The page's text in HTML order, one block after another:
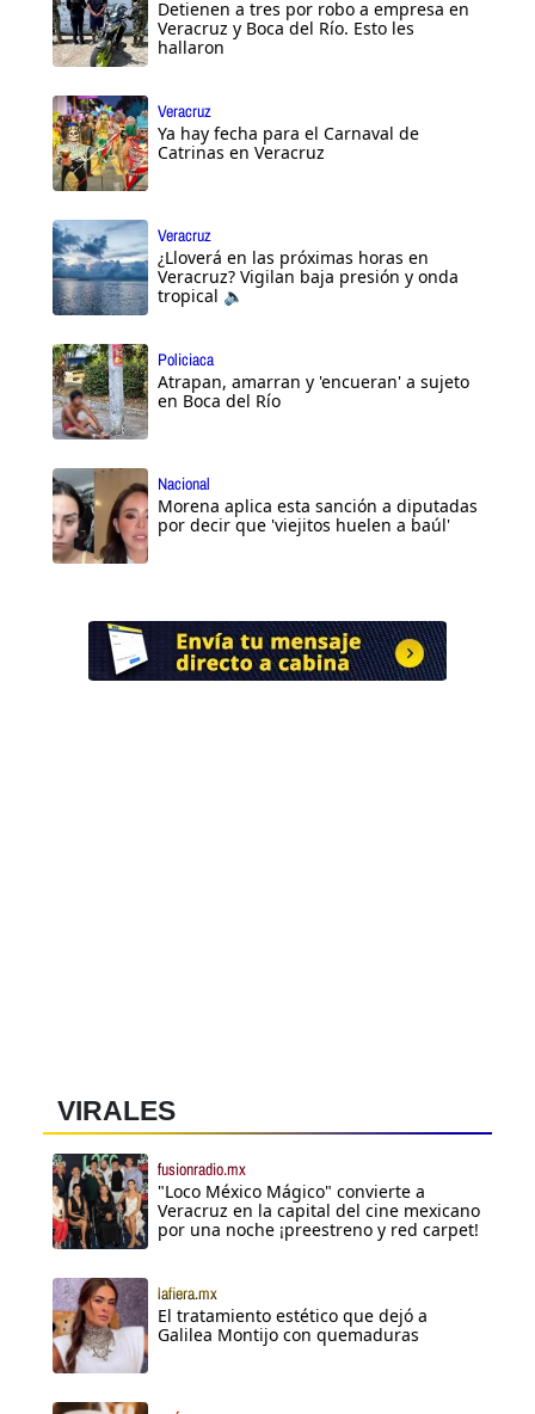
Detienen a tres por robo a empresa en
Veracruz y Boca del Río. Esto les
hallaron
Veracruz
Ya hay fecha para el Carnaval de
Catrinas en Veracruz
Veracruz
¿Lloverá en las próximas horas en
Veracruz? Vigilan baja presión y onda
tropical 🔈
Policiaca
Atrapan, amarran y 'encueran' a sujeto
en Boca del Río
Nacional
Morena aplica esta sanción a diputadas
por decir que 'viejitos huelen a baúl'
VIRALES
fusionradio.mx
"Loco México Mágico" convierte a
Veracruz en la capital del cine mexicano
por una noche ¡preestreno y red carpet!
lafiera.mx
El tratamiento estético que dejó a
Galilea Montijo con quemaduras